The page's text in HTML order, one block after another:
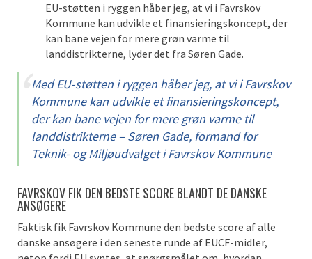
EU-støtten i ryggen håber jeg, at vi i Favrskov
Kommune kan udvikle et finansieringskoncept, der
kan bane vejen for mere grøn varme til
landdistrikterne, lyder det fra Søren Gade.
Med EU-støtten i ryggen håber jeg, at vi i Favrskov
Kommune kan udvikle et finansieringskoncept,
der kan bane vejen for mere grøn varme til
landdistrikterne – Søren Gade, formand for
Teknik- og Miljøudvalget i Favrskov Kommune
FAVRSKOV FIK DEN BEDSTE SCORE BLANDT DE DANSKE
ANSØGERE
Faktisk fik Favrskov Kommune den bedste score af alle
danske ansøgere i den seneste runde af EUCF-midler,